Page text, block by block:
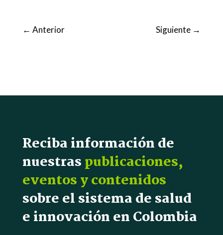
← Anterior Siguiente →
Reciba información de
nuestraspublicaciones,
eventos y contenidos
sobre el sistema de salud
e innovación en Colombia